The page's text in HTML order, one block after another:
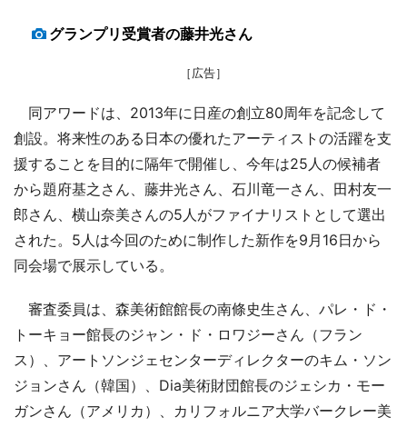
グランプリ受賞者の藤井光さん
［広告］
同アワードは、2013年に日産の創立80周年を記念して
創設。将来性のある日本の優れたアーティストの活躍を支
援することを目的に隔年で開催し、今年は25人の候補者
から題府基之さん、藤井光さん、石川竜一さん、田村友一
郎さん、横山奈美さんの5人がファイナリストとして選出
された。5人は今回のために制作した新作を9月16日から
同会場で展示している。
審査委員は、森美術館館長の南條史生さん、パレ・ド・
トーキョー館長のジャン・ド・ロワジーさん（フラン
ス）、アートソンジェセンターディレクターのキム・ソン
ジョンさん（韓国）、Dia美術財団館長のジェシカ・モー
ガンさん（アメリカ）、カリフォルニア大学バークレー美